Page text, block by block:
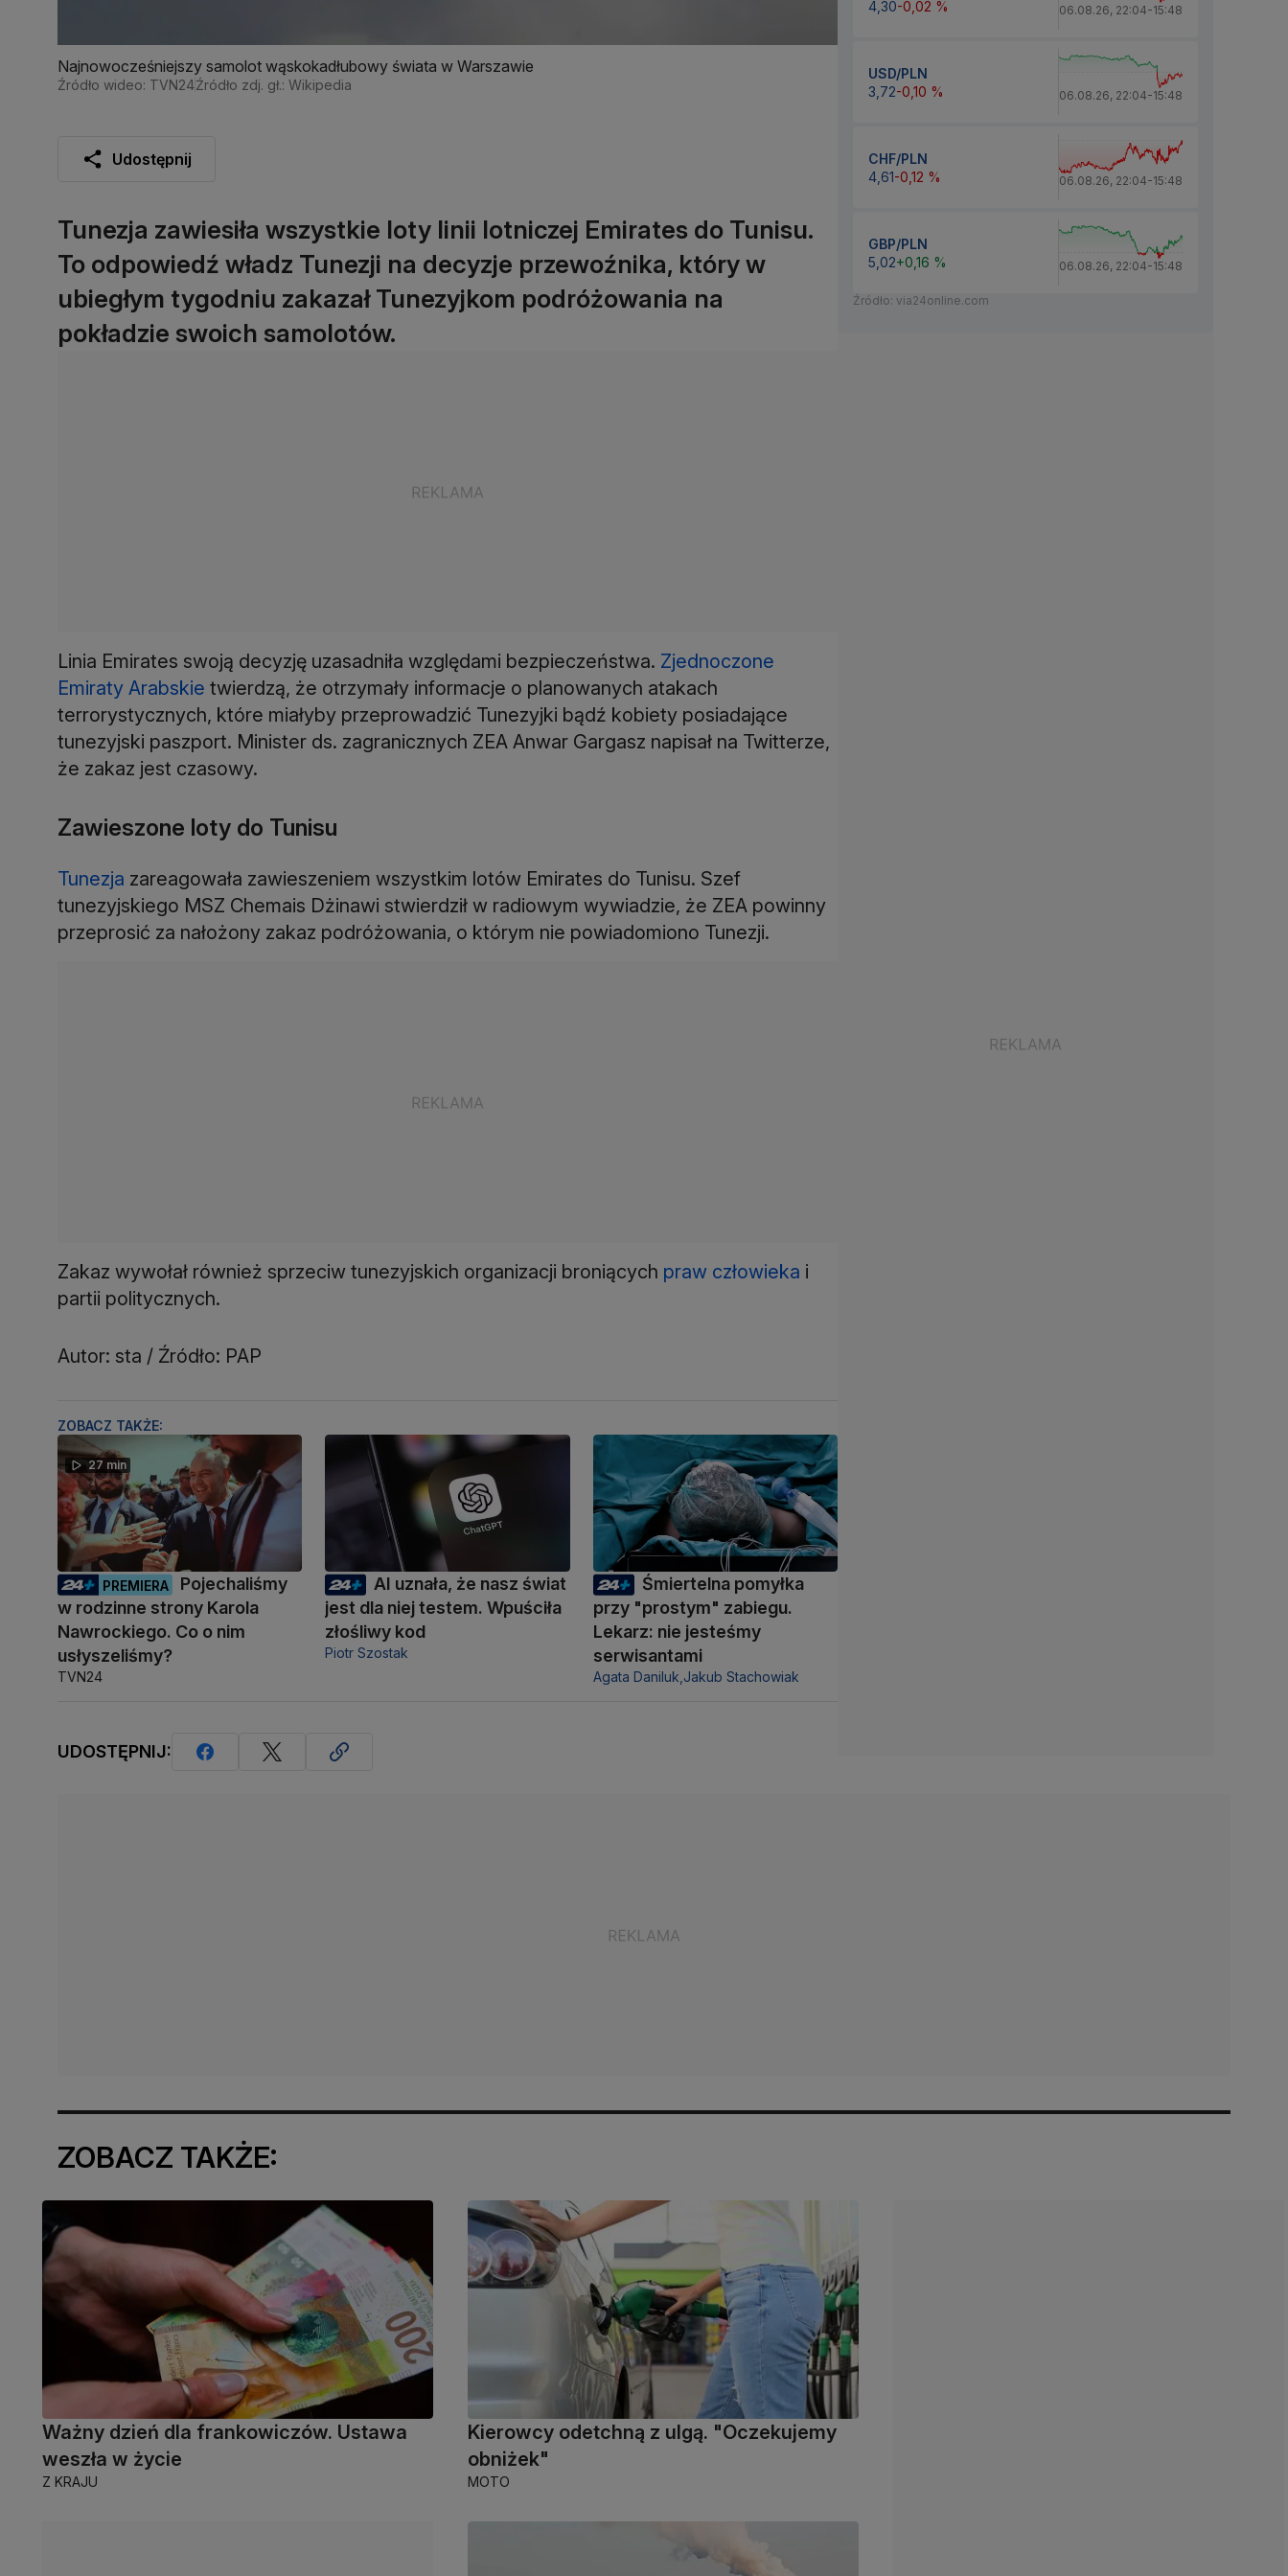
Najnowocześniejszy samolot wąskokadłubowy świata w Warszawie
Źródło wideo: TVN24Źródło zdj. gł.: Wikipedia
Udostępnij
Tunezja zawiesiła wszystkie loty linii lotniczej Emirates do Tunisu.
To odpowiedź władz Tunezji na decyzje przewoźnika, który w
ubiegłym tygodniu zakazał Tunezyjkom podróżowania na
pokładzie swoich samolotów.
Linia Emirates swoją decyzję uzasadniła względami bezpieczeństwa. Zjednoczone
Emiraty Arabskie twierdzą, że otrzymały informacje o planowanych atakach
terrorystycznych, które miałyby przeprowadzić Tunezyjki bądź kobiety posiadające
tunezyjski paszport. Minister ds. zagranicznych ZEA Anwar Gargasz napisał na Twitterze,
że zakaz jest czasowy.
Zawieszone loty do Tunisu
Tunezja zareagowała zawieszeniem wszystkim lotów Emirates do Tunisu. Szef
tunezyjskiego MSZ Chemais Dżinawi stwierdził w radiowym wywiadzie, że ZEA powinny
przeprosić za nałożony zakaz podróżowania, o którym nie powiadomiono Tunezji.
Zakaz wywołał również sprzeciw tunezyjskich organizacji broniących praw człowieka i
partii politycznych.
Autor: sta / Źródło: PAP
ZOBACZ TAKŻE:
27 min
PREMIERA
Pojechaliśmy
w rodzinne strony Karola
Nawrockiego. Co o nim
usłyszeliśmy?
TVN24
AI uznała, że nasz świat
jest dla niej testem. Wpuściła
złośliwy kod
Piotr Szostak
Śmiertelna pomyłka
przy "prostym" zabiegu.
Lekarz: nie jesteśmy
serwisantami
Agata Daniluk, Jakub Stachowiak
UDOSTĘPNIJ:
4,30-0,02 % 06.08.26, 22:04-15:48
USD/PLN
3,72-0,10 % 06.08.26, 22:04-15:48
CHF/PLN
4,61-0,12 % 06.08.26, 22:04-15:48
GBP/PLN
5,02+0,16 % 06.08.26, 22:04-15:48
Źródło: via24online.com
ZOBACZ TAKŻE:
Ważny dzień dla frankowiczów. Ustawa
weszła w życie
Z KRAJU
Kierowcy odetchną z ulgą. "Oczekujemy
obniżek"
MOTO